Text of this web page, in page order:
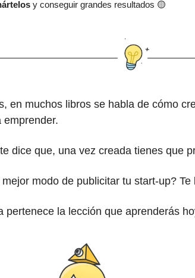
y conseguir grandes resultados 🟡
en muchos libros se habla de cómo
emprender.
dice que, una vez creada tienes que
modo de publicitar tu start-up?
pertenece la lección que aprenderás